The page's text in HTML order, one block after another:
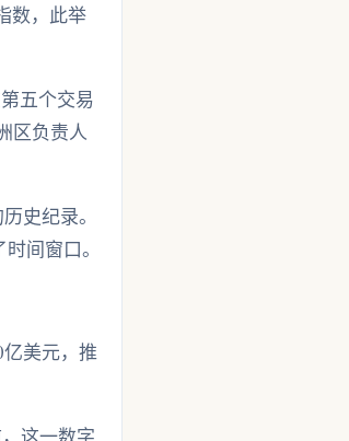
数，此举
五个交易
区负责人
史纪录。
间窗口。
美元，推
这一数字